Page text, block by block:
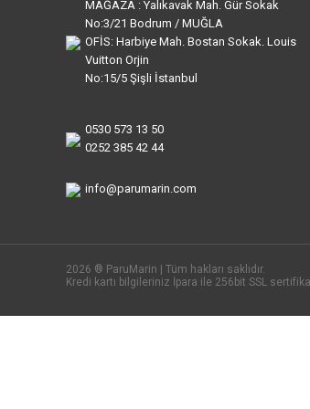
MAĞAZA : Yalıkavak Mah. Gür Sokak
No:3/21 Bodrum / MUĞLA
OFİS: Harbiye Mah. Bostan Sokak. Louis
Vuitton Orjin
No:15/5 Şişli İstanbul
0530 573 13 50
0252 385 42 44
info@parumarin.com
2026 ® ParuMarin | Tüm hakları saklıdır.
Kredi kartı bilgileriniz İpara ile 256bit SSL